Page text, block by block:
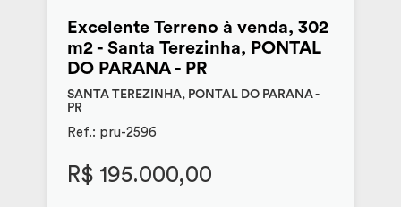
Excelente Terreno à venda, 302
m2 - Santa Terezinha, PONTAL
DO PARANA - PR
SANTA TEREZINHA, PONTAL DO PARANA -
PR
Ref.: pru-2596
R$ 195.000,00